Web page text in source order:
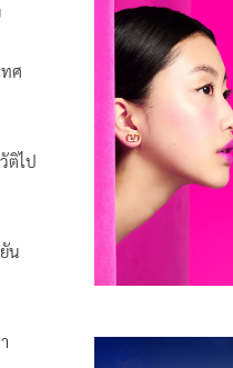
ศ
ติไป
น